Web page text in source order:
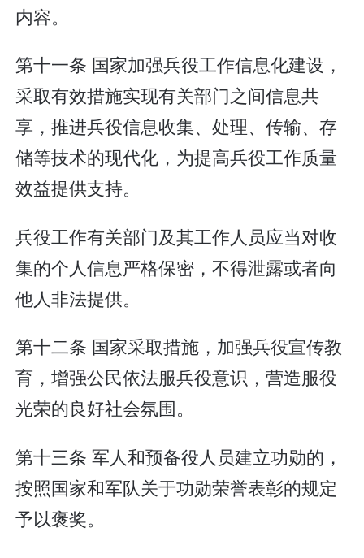
内容。
第十一条 国家加强兵役工作信息化建设，
采取有效措施实现有关部门之间信息共
享，推进兵役信息收集、处理、传输、存
储等技术的现代化，为提高兵役工作质量
效益提供支持。
兵役工作有关部门及其工作人员应当对收
集的个人信息严格保密，不得泄露或者向
他人非法提供。
第十二条 国家采取措施，加强兵役宣传教
育，增强公民依法服兵役意识，营造服役
光荣的良好社会氛围。
第十三条 军人和预备役人员建立功勋的，
按照国家和军队关于功勋荣誉表彰的规定
予以褒奖。